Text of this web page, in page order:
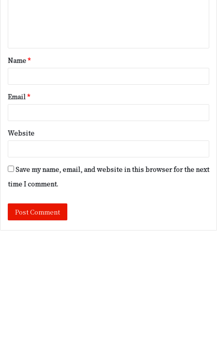
t
*
Name*
Email *
Website
Save my name, email, and website in this browser for the next
time I comment.